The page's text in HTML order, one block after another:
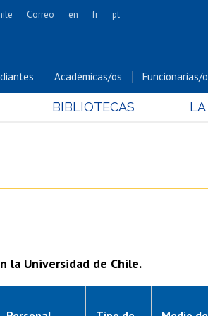
Cs. Forestales y Conservación
Cs. Sociales
Hospital Clínico
Correo en fr pt
Académicas/os Funcionarias/
BIBLIOTECAS
la Universidad de Chile.